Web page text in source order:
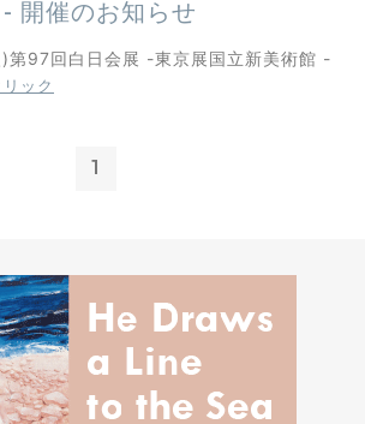
開催のお知らせ
97回白日会展 -東京展国立新美術館 -
リック
1